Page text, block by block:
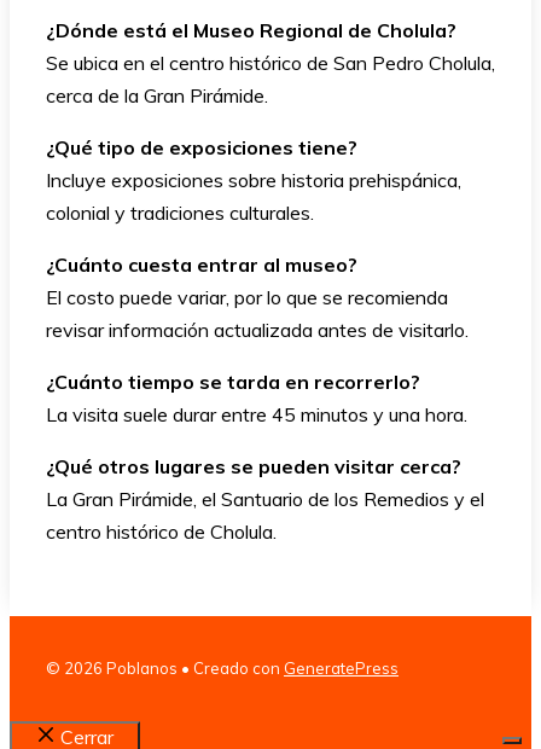
¿Dónde está el Museo Regional de Cholula?
Se ubica en el centro histórico de San Pedro Cholula,
cerca de la Gran Pirámide.
¿Qué tipo de exposiciones tiene?
Incluye exposiciones sobre historia prehispánica,
colonial y tradiciones culturales.
¿Cuánto cuesta entrar al museo?
El costo puede variar, por lo que se recomienda
revisar información actualizada antes de visitarlo.
¿Cuánto tiempo se tarda en recorrerlo?
La visita suele durar entre 45 minutos y una hora.
¿Qué otros lugares se pueden visitar cerca?
La Gran Pirámide, el Santuario de los Remedios y el
centro histórico de Cholula.
© 2026 Poblanos • Creado con GeneratePress
Cerrar